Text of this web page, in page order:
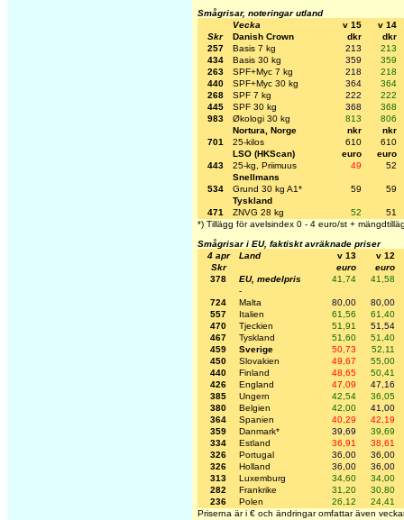
Smågrisar, noteringar utland
Vecka
v 15
v 14
Skr
Danish Crown dkr
dkr
257
Basis 7 kg 213
213
434
Basis 30 kg 359
359
263
SPF+Myc 7 kg 218
218
440
SPF+Myc 30 kg 364
364
268
SPF 7 kg 222
222
445
SPF 30 kg 368
368
983
Økologi 30 kg 813
806
Nortura, Norge
nkr
nkr
701
25-kilos 610
610
LSO (HKScan)
euro
euro
443
25-kg, Priimuus 49
52
Snellmans
534
Grund 30 kg A1* 59
59
Tyskland
471
ZNVG 28 kg 52
51
*) Tillägg för avelsindex 0 - 4 euro/st +
Smågrisar i EU, faktiskt avräknade priser
4 apr
Land v 13
v 12
Skr
euro
euro
378
EU, medelpris 41,74
41,58
-
724
Malta 80,00
80,00
557
Italien 61,56
61,40
470
Tjeckien 51,91
51,54
467
Tyskland 51,60
51,40
459
Sverige 50,73
52,11
450
Slovakien 49,67
55,00
440
Finland 48,65
50,41
426
England 47,09
47,16
385
Ungern 42,54
36,05
380
Belgien 42,00
41,00
364
Spanien 40,29
42,19
359
Danmark* 39,69
39,69
334
Estland 36,91
38,61
326
Portugal 36,00
36,00
326
Holland 36,00
36,00
313
Luxemburg 34,60
34,00
282
Frankrike 31,20
30,80
236
Polen 26,12
24,41
Priserna är i € och ändringar omfattar även